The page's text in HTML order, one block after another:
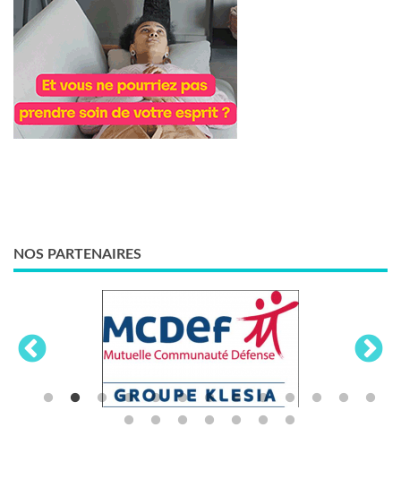
NOS PARTENAIRES